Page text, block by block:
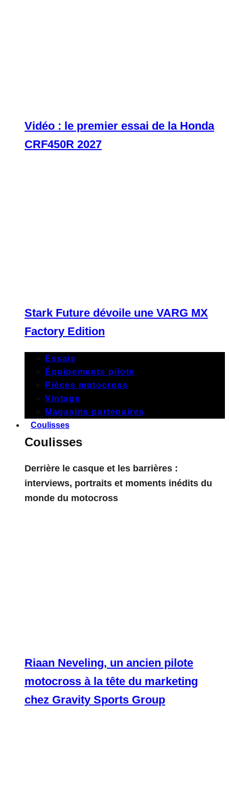
Vidéo : le premier essai de la Honda
CRF450R 2027
Stark Future dévoile une VARG MX
Factory Edition
Essais
Équipements pilote
Pièces motocross
Vintage
Magasins partenaires
Coulisses
Coulisses
Derrière le casque et les barrières :
interviews, portraits et moments inédits du
monde du motocross
Riaan Neveling, un ancien pilote
motocross à la tête du marketing
chez Gravity Sports Group